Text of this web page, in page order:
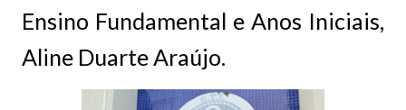
Ensino Fundamental e Anos Iniciais,
Aline Duarte Araújo.